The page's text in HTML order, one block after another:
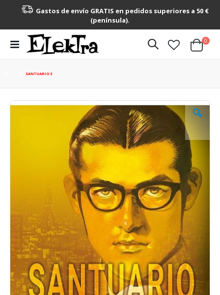
Gastos de envío GRATIS en pedidos superiores a 50 €
(península).
Toggle
Nav
Cart
0
SANTUARIO 3
Saltar